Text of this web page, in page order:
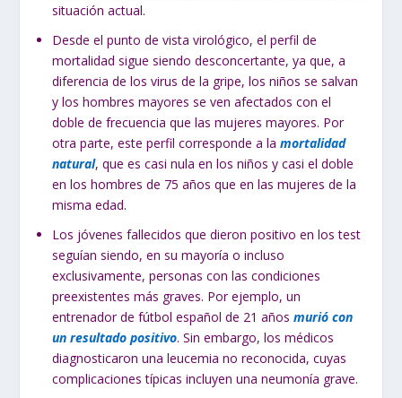
situación actual.
Desde el punto de vista virológico, el perfil de
mortalidad sigue siendo desconcertante, ya que, a
diferencia de los virus de la gripe, los niños se salvan
y los hombres mayores se ven afectados con el
doble de frecuencia que las mujeres mayores. Por
otra parte, este perfil corresponde a lamortalidad
natural, que es casi nula en los niños y casi el doble
en los hombres de 75 años que en las mujeres de la
misma edad.
Los jóvenes fallecidos que dieron positivo en los test
seguían siendo, en su mayoría o incluso
exclusivamente, personas con las condiciones
preexistentes más graves. Por ejemplo, un
entrenador de fútbol español de 21 años murió con
un resultado positivo. Sin embargo, los médicos
diagnosticaron una leucemia no reconocida, cuyas
complicaciones típicas incluyen una neumonía grave.